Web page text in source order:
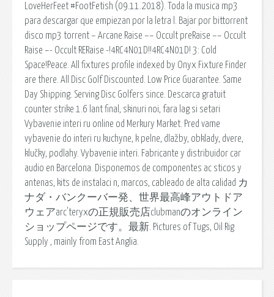
LoveHerFeet #FootFetish (09.11.2018). Toda la musica mp3
para descargar que empiezan por la letra l. Bajar por bittorrent
disco mp3 torrent – Arcane Raise –– Occult preRaise –– Occult
Raise –- Occult RERaise -!4RC4N01D!!4RC4N01D! 3: Cold
Space!Peace. All fixtures profile indexed by Onyx Fixture Finder
are there. All Disc Golf Discounted. Low Price Guarantee. Same
Day Shipping. Serving Disc Golfers since. Descarca gratuit
counter strike 1.6 lant final, skinuri noi, fara lag si setari
Vybavenie interi ru online od Merkury Market. Pred vame
vybavenie do interi ru kuchyne, k pelne, dlažby, obklady, dvere,
klučky, podlahy. Vybavenie interi. Fabricante y distribuidor car
audio en Barcelona. Disponemos de componentes ac sticos y
antenas, kits de instalaci n, marcos, cableado de alta calidad カ
ナダ・バンクーバー発、世界最高峰アウトドア
ウェアarc'teryxの正規販売店clubmanのオンライン
ショップページです。最新. Pictures of Tugs, Oil Rig
Supply , mainly from East Anglia.